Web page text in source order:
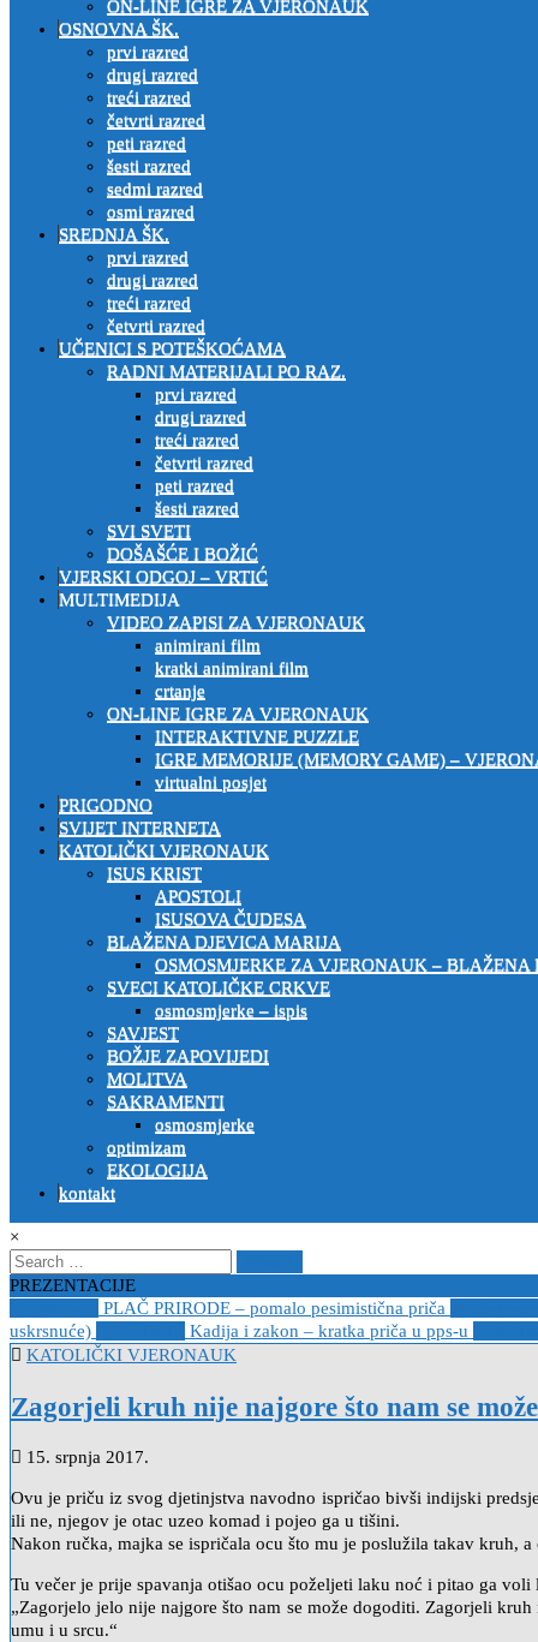
ON-LINE IGRE ZA VJERONAUK
OSNOVNA ŠK.
prvi razred
drugi razred
treći razred
četvrti razred
peti razred
šesti razred
sedmi razred
osmi razred
SREDNJA ŠK.
prvi razred
drugi razred
treći razred
četvrti razred
UČENICI S POTEŠKOĆAMA
RADNI MATERIJALI PO RAZ.
prvi razred
drugi razred
treći razred
četvrti razred
peti razred
šesti razred
SVI SVETI
DOŠAŠĆE I BOŽIĆ
VJERSKI ODGOJ – VRTIĆ
MULTIMEDIJA
VIDEO ZAPISI ZA VJERONAUK
animirani film
kratki animirani film
crtanje
ON-LINE IGRE ZA VJERONAUK
INTERAKTIVNE PUZZLE
IGRE MEMORIJE (MEMORY GAME) –
virtualni posjet
PRIGODNO
SVIJET INTERNETA
KATOLIČKI VJERONAUK
ISUS KRIST
APOSTOLI
ISUSOVA ČUDESA
BLAŽENA DJEVICA MARIJA
OSMOSMJERKE ZA VJERONAUK – BLAŽENA
SVECI KATOLIČKE CRKVE
osmosmjerke – ispis
SAVJEST
BOŽJE ZAPOVIJEDI
MOLITVA
SAKRAMENTI
osmosmjerke
optimizam
EKOLOGIJA
kontakt
×
Search
for:
PREZENTACIJE
PLAČ PRIRODE – pomalo pesimistična priča
uskrsnuće)
Kadija i zakon – kratka priča u pps-u
Posted
KATOLIČKI VJERONAUK
Zagorjeli kruh nije najgore što nam se
15. srpnja 2017.
Ovu je priču iz svog djetinjstva navodno ispričao bivši indijski
ili ne, njegov je otac uzeo komad i pojeo ga u tišini.
Nakon ručka, majka se ispričala ocu što mu je poslužila takav kruh,
Tu večer je prije spavanja otišao ocu poželjeti laku noć i pitao ga
„Zagorjelo jelo nije najgore što nam se može dogoditi. Zagorjeli
umu i u srcu.“